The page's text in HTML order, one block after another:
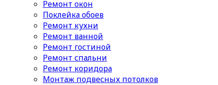
Ремонт окон
Поклейка обоев
Ремонт кухни
Ремонт ванной
Ремонт гостиной
Ремонт спальни
Ремонт коридора
Монтаж подвесных потолков